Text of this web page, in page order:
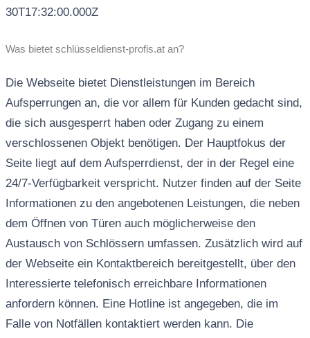
30T17:32:00.000Z
Was bietet schlüsseldienst-profis.at an?
Die Webseite bietet Dienstleistungen im Bereich
Aufsperrungen an, die vor allem für Kunden gedacht sind,
die sich ausgesperrt haben oder Zugang zu einem
verschlossenen Objekt benötigen. Der Hauptfokus der
Seite liegt auf dem Aufsperrdienst, der in der Regel eine
24/7-Verfügbarkeit verspricht. Nutzer finden auf der Seite
Informationen zu den angebotenen Leistungen, die neben
dem Öffnen von Türen auch möglicherweise den
Austausch von Schlössern umfassen. Zusätzlich wird auf
der Webseite ein Kontaktbereich bereitgestellt, über den
Interessierte telefonisch erreichbare Informationen
anfordern können. Eine Hotline ist angegeben, die im
Falle von Notfällen kontaktiert werden kann. Die